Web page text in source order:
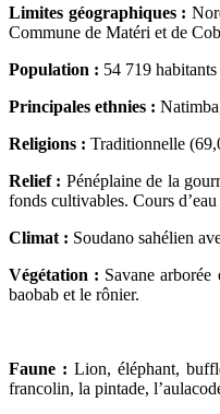
Limites géographiques :
Commune de Matéri et de
Population : 54 719
Principales ethnies :
Religions : Traditionnelle
Relief : Pénéplaine de la
fonds cultivables. Cours
Climat : Soudano sahélien
Végétation : Savane
baobab et le rônier.
Faune : Lion, éléphant,
francolin, la pintade,